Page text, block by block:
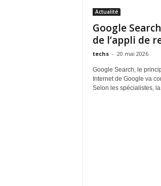
Actualité
Google
de l’appli de
techs - 20 mai 2026
Google Search, le
Internet de Google va
Selon les spécialistes,